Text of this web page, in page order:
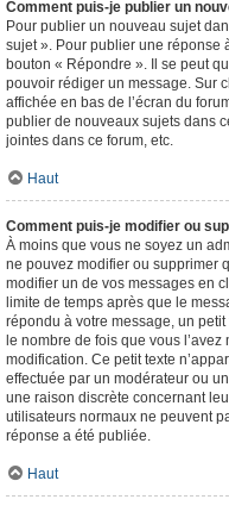
Comment puis-je publier un
Pour publier un nouveau sujet
sujet ». Pour publier une réponse
bouton « Répondre ». Il se peut
pouvoir rédiger un message. Sur
affichée en bas de l’écran du
publier de nouveaux sujets dans
jointes dans ce forum, etc.
Haut
Comment puis-je modifier ou
À moins que vous ne soyez un
ne pouvez modifier ou supprimer
modifier un de vos messages en
limite de temps après que le
répondu à votre message, un
le nombre de fois que vous
modification. Ce petit texte
effectuée par un modérateur ou
une raison discrète concernant
utilisateurs normaux ne peuvent
réponse a été publiée.
Haut